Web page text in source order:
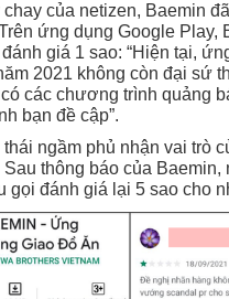
chay của netizen, Baemin
ứng dụng Google Play,
giá 1 sao: “Hiện tại,
2021 không còn đại sứ
các chương trình quảng
bạn đề cập”.
ngầm phủ nhận vai trò
thông báo của Baemin,
gọi đánh giá lại 5 sao cho